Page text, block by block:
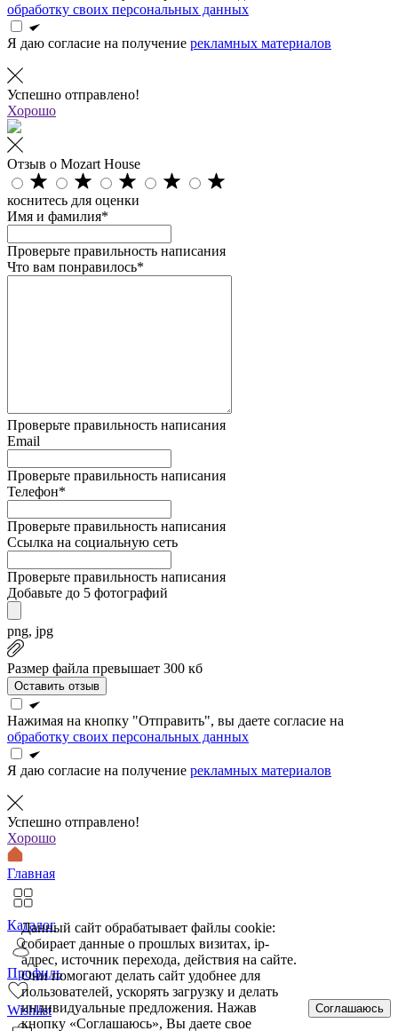
обработку своих персональных данных
Я даю согласие на получение рекламных материалов
Успешно отправлено!
Хорошо
Отзыв о Mozart House
коснитесь для оценки
Имя и фамилия*
Проверьте правильность написания
Что вам понравилось*
Проверьте правильность написания
Email
Проверьте правильность написания
Телефон*
Проверьте правильность написания
Ссылка на социальную сеть
Проверьте правильность написания
Добавьте до 5 фотографий
png, jpg
Размер файла превышает 300 кб
Оставить отзыв
Нажимая на кнопку "Отправить", вы даете согласие на
обработку своих персональных данных
Я даю согласие на получение рекламных материалов
Успешно отправлено!
Хорошо
Главная
Каталог
Профиль
Wishlist
Данный сайт обрабатывает файлы cookie:
собирает данные о прошлых визитах, ip-
адрес, источник перехода, действия на сайте.
Они помогают делать сайт удобнее для
пользователей, ускорять загрузку и делать
индивидуальные предложения. Нажав
кнопку «Соглашаюсь», Вы даете свое
Соглашаюсь